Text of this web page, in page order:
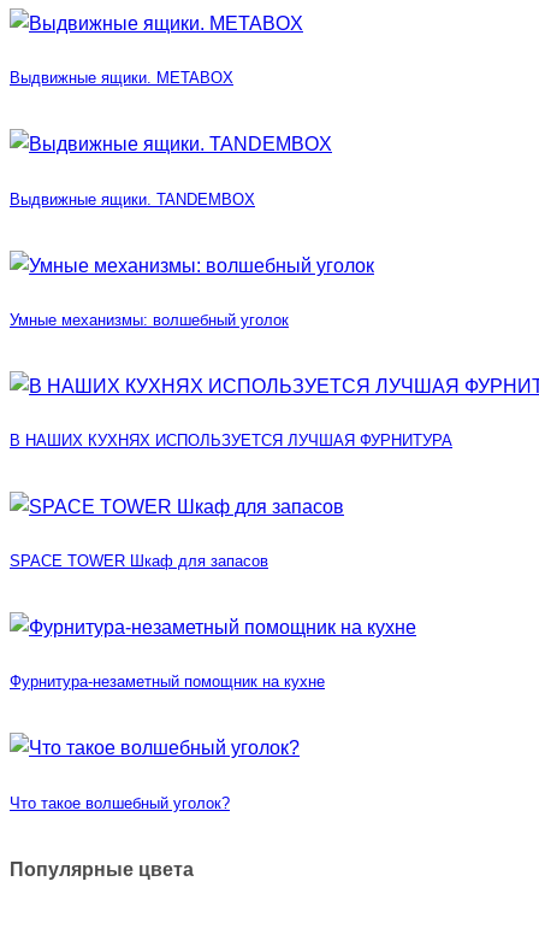
Выдвижные ящики. METABOX
Выдвижные ящики. TANDEMBOX
Умные механизмы: волшебный уголок
В НАШИХ КУХНЯХ ИСПОЛЬЗУЕТСЯ ЛУЧШАЯ ФУРНИТУРА
SPACE TOWER Шкаф для запасов
Фурнитура-незаметный помощник на кухне
Что такое волшебный уголок?
Популярные цвета